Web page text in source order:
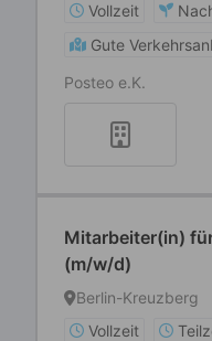
Vollzeit
Gute
Posteo e.K.
Mitarbeiter(in)
(m/w/d)
Berlin-Kreuzberg
Vollzeit